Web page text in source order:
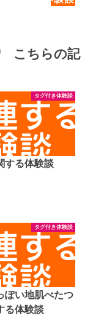
こちらの記
タグ付き体験談
する体験談
タグ付き体験談
ぽい地肌べたつ
る体験談